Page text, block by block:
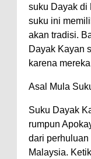
suku Dayak di
suku ini
akan tradisi.
Dayak Kayan
karena
Asal Mula
Suku Dayak
rumpun
dari perhuluan
Malaysia.